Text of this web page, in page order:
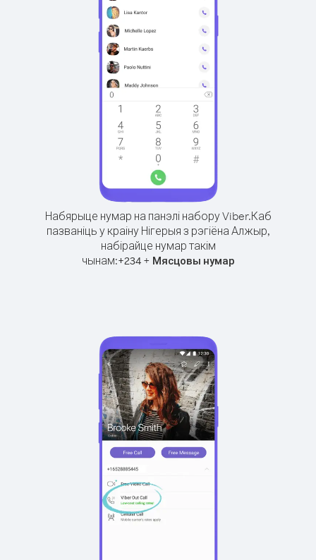
Набярыце нумар на панэлі набору Viber.Каб
пазваніць у краіну Нігерыя з рэгіёна Алжыр,
набірайце нумар такім
чынам:+234+ Мясцовы нумар